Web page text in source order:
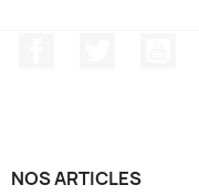
NOS ARTICLES